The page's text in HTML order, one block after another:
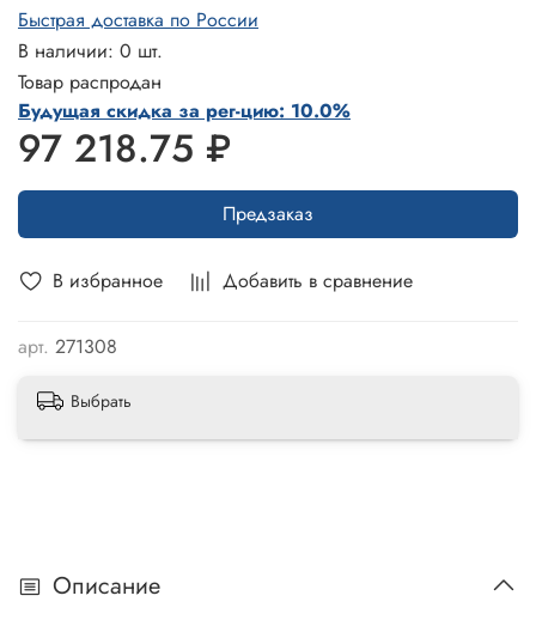
В избранное Добавить в сравнение
арт. 271308
Быстрая доставка по России
В наличии: 0 шт.
Товар распродан
Будущая скидка за рег-цию: 10.0%
97 218.75 ₽
Предзаказ
Выбрать
Описание